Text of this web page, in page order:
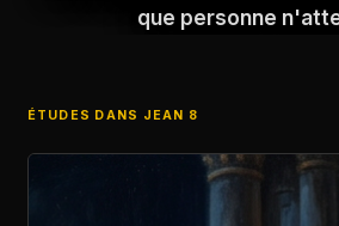
que personne
ÉTUDES DANS JEAN 8